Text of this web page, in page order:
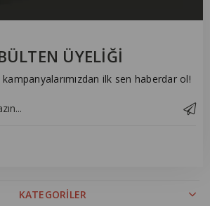
ÜYELİĞİ
ilk sen haberdar ol!
KATEGORİLER